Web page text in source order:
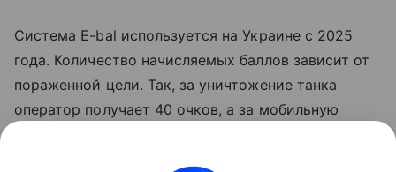
Система E-bal используется на Украине с 2025
года. Количество начисляемых баллов зависит от
пораженной цели. Так, за уничтожение танка
оператор получает 40 очков, а за мобильную